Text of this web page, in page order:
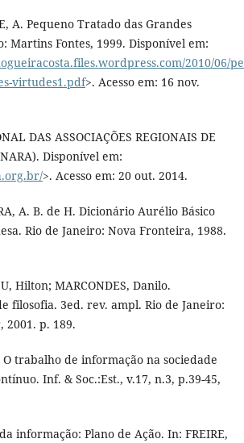
A. Pequeno Tratado das Grandes
Martins Fontes, 1999. Disponível em:
2010/06/
virtudes1.pdf>. Acesso em: 16 nov.
DAS ASSOCIAÇÕES REGIONAIS DE
Disponível em:
>. Acesso em: 20 out. 2014.
A. B. de H. Dicionário Aurélio Básico
Rio de Janeiro: Nova Fronteira, 1988.
Hilton; MARCONDES, Danilo.
filosofia. 3ed. rev. ampl. Rio de Janeiro:
2001. p. 189.
O trabalho de informação na sociedade
Inf. & Soc.:Est., v.17, n.3, p.39-45,
informação: Plano de Ação. In: FREIRE,